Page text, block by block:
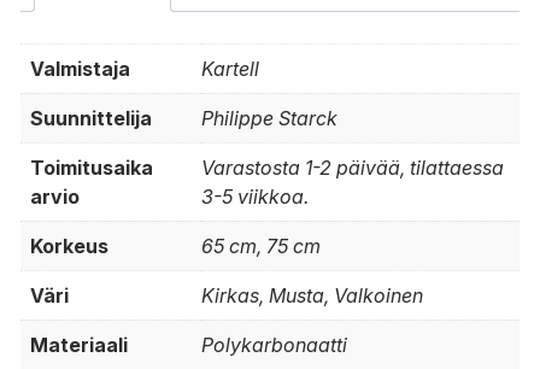
Valmistaja Kartell
Suunnittelija Philippe Starck
Toimitusaika
arvio
Varastosta 1-2 päivää, tilattaessa
3-5 viikkoa.
Korkeus 65 cm, 75 cm
Väri Kirkas, Musta, Valkoinen
Materiaali Polykarbonaatti